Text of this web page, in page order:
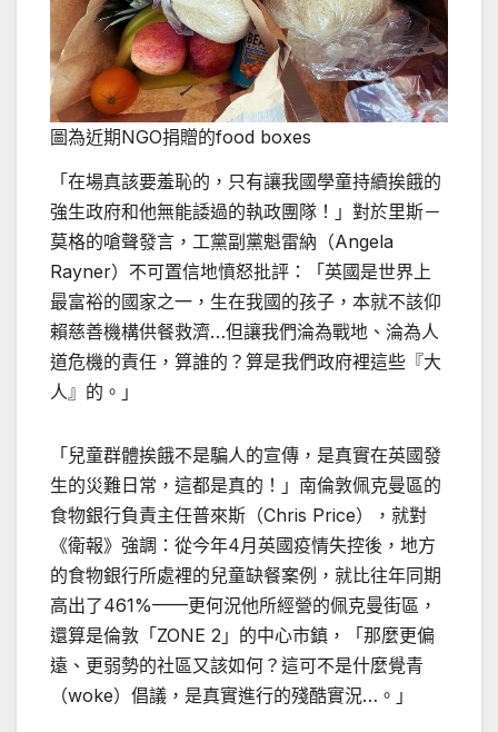
圖為近期NGO捐贈的food boxes
「在場真該要羞恥的，只有讓我國學童持續挨餓的
強生政府和他無能諉過的執政團隊！」對於里斯－
莫格的嗆聲發言，工黨副黨魁雷納（Angela
Rayner）不可置信地憤怒批評：「英國是世界上
最富裕的國家之一，生在我國的孩子，本就不該仰
賴慈善機構供餐救濟…但讓我們淪為戰地、淪為人
道危機的責任，算誰的？算是我們政府裡這些『大
人』的。」
「兒童群體挨餓不是騙人的宣傳，是真實在英國發
生的災難日常，這都是真的！」南倫敦佩克曼區的
食物銀行負責主任普來斯（Chris Price），就對
《衛報》強調：從今年4月英國疫情失控後，地方
的食物銀行所處裡的兒童缺餐案例，就比往年同期
高出了461%——更何況他所經營的佩克曼街區，
還算是倫敦「ZONE 2」的中心市鎮，「那麼更偏
遠、更弱勢的社區又該如何？這可不是什麼覺青
（woke）倡議，是真實進行的殘酷實況…。」